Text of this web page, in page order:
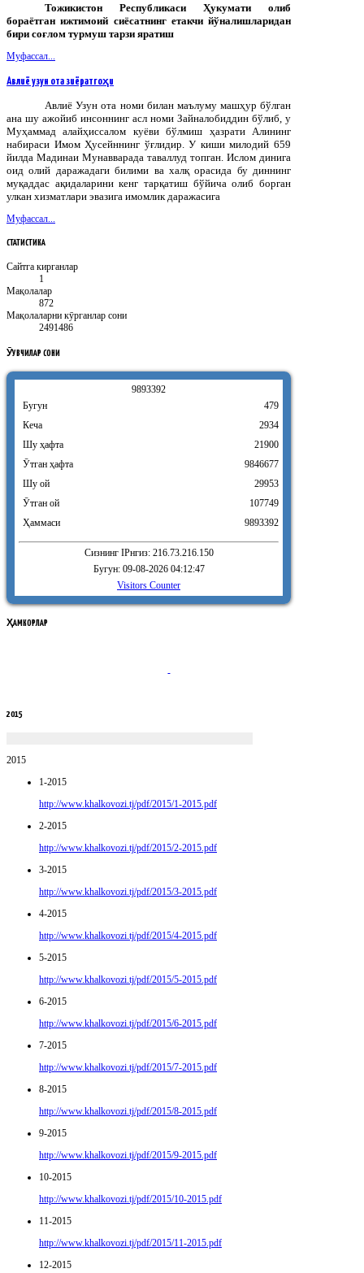
Тожикистон Республикаси Ҳукумати олиб
бораётган ижтимоий сиёсатнинг етакчи йўналишларидан
бири соғлом турмуш тарзи яратиш
Муфассал...
Авлиё узун ота зиёратгоҳи
Авлиё Узун ота номи билан маълуму машҳур бўлган
ана шу ажойиб инсоннинг асл номи Зайналобиддин бўлиб, у
Муҳаммад алайҳиссалом куёви бўлмиш ҳазрати Алининг
набираси Имом Ҳусейннинг ўғлидир. У киши милодий 659
йилда Мадинаи Мунавварада таваллуд топган. Ислом динига
оид олий даражадаги билими ва халқ орасида бу диннинг
муқаддас ақидаларини кенг тарқатиш бўйича олиб борган
улкан хизматлари эвазига имомлик даражасига
Муфассал...
СТАТИСТИКА
Сайтга кирганлар
1
Мақолалар
872
Мақолаларни кӯрганлар сони
2491486
ӮҚУВЧИЛАРСОНИ
9893392
Бугун
Кеча
Шу ҳафта
Ӯтган ҳафта
Шу ой
Ӯтган ой
Ҳаммаси
479
2934
21900
9846677
29953
107749
9893392
Сизнинг IPнгиз: 216.73.216.150
Бугун: 09-08-2026 04:12:47
Visitors Counter
ҲАМКОРЛАР
2015
2015
1-2015
http://www.khalkovozi.tj/pdf/2015/1-2015.pdf
2-2015
http://www.khalkovozi.tj/pdf/2015/2-2015.pdf
3-2015
http://www.khalkovozi.tj/pdf/2015/3-2015.pdf
4-2015
http://www.khalkovozi.tj/pdf/2015/4-2015.pdf
5-2015
http://www.khalkovozi.tj/pdf/2015/5-2015.pdf
6-2015
http://www.khalkovozi.tj/pdf/2015/6-2015.pdf
7-2015
http://www.khalkovozi.tj/pdf/2015/7-2015.pdf
8-2015
http://www.khalkovozi.tj/pdf/2015/8-2015.pdf
9-2015
http://www.khalkovozi.tj/pdf/2015/9-2015.pdf
10-2015
http://www.khalkovozi.tj/pdf/2015/10-2015.pdf
11-2015
http://www.khalkovozi.tj/pdf/2015/11-2015.pdf
12-2015